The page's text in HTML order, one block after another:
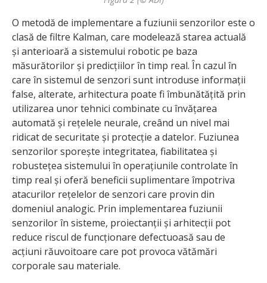
O metodă de implementare a fuziunii senzorilor este o
clasă de filtre Kalman, care modelează starea actuală
și anterioară a sistemului robotic pe baza
măsurătorilor și predicțiilor în timp real. În cazul în
care în sistemul de senzori sunt introduse informații
false, alterate, arhitectura poate fi îmbunătățită prin
utilizarea unor tehnici combinate cu învățarea
automată și rețelele neurale, creând un nivel mai
ridicat de securitate și protecție a datelor. Fuziunea
senzorilor sporește integritatea, fiabilitatea și
robustețea sistemului în operațiunile controlate în
timp real și oferă beneficii suplimentare împotriva
atacurilor rețelelor de senzori care provin din
domeniul analogic. Prin implementarea fuziunii
senzorilor în sisteme, proiectanții și arhitecții pot
reduce riscul de funcționare defectuoasă sau de
acțiuni răuvoitoare care pot provoca vătămări
corporale sau materiale.